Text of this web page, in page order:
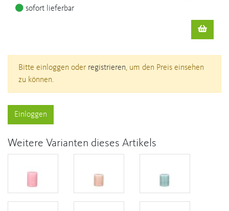
sofort lieferbar
Bitte einloggen oder registrieren, um den Preis einsehen
zu können.
Einloggen
Weitere Varianten dieses Artikels